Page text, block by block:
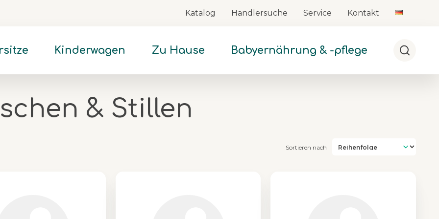
Katalog Händlersuche Service
Kontakt
Kinderwagen Zu Hause Babyernährung & -pflege Suche
& Stillen
Sortieren nach